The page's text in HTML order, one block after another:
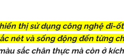
thị sử dụng công nghệ đi-
nét và sống động đến từng
sắc chân thực mà còn ở